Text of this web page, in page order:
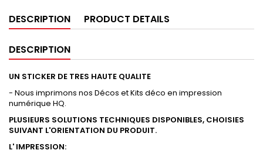
DESCRIPTION PRODUCT DETAILS
DESCRIPTION
UN STICKER DE TRES HAUTE QUALITE
- Nous imprimons nos Décos et Kits déco en impression
numérique HQ.
PLUSIEURS SOLUTIONS TECHNIQUES DISPONIBLES, CHOISIES
SUIVANT L'ORIENTATION DU PRODUIT.
L' IMPRESSION: